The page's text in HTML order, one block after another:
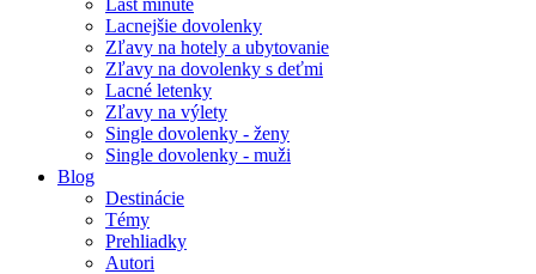
Last minute
Lacnejšie dovolenky
Zľavy na hotely a ubytovanie
Zľavy na dovolenky s deťmi
Lacné letenky
Zľavy na výlety
Single dovolenky - ženy
Single dovolenky - muži
Blog
Destinácie
Témy
Prehliadky
Autori